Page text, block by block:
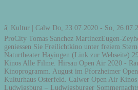
â¦ Kultur | Calw Do, 23.07.2020 - So,
ProCity Tomas Sanchez MartinezEugen-
geniessen Sie Freilichtkino unter freiem
Naturtheater Hayingen (Link zur Webseite)
Kinos Alle Filme. Hirsau Open Air 2020 -
Kinoprogramm. August im Pforzheimer
Kulturhaus Osterfeld. Calwer Open Air
Ludwigsburg – Ludwigsburger